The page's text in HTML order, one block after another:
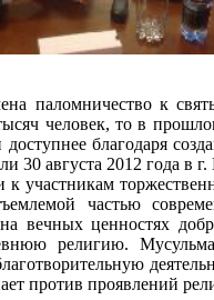
паломничество к
человек, то в
благодаря
30 августа 2012 года в
участникам
частью
вечных ценностях
религию.
против проявлений